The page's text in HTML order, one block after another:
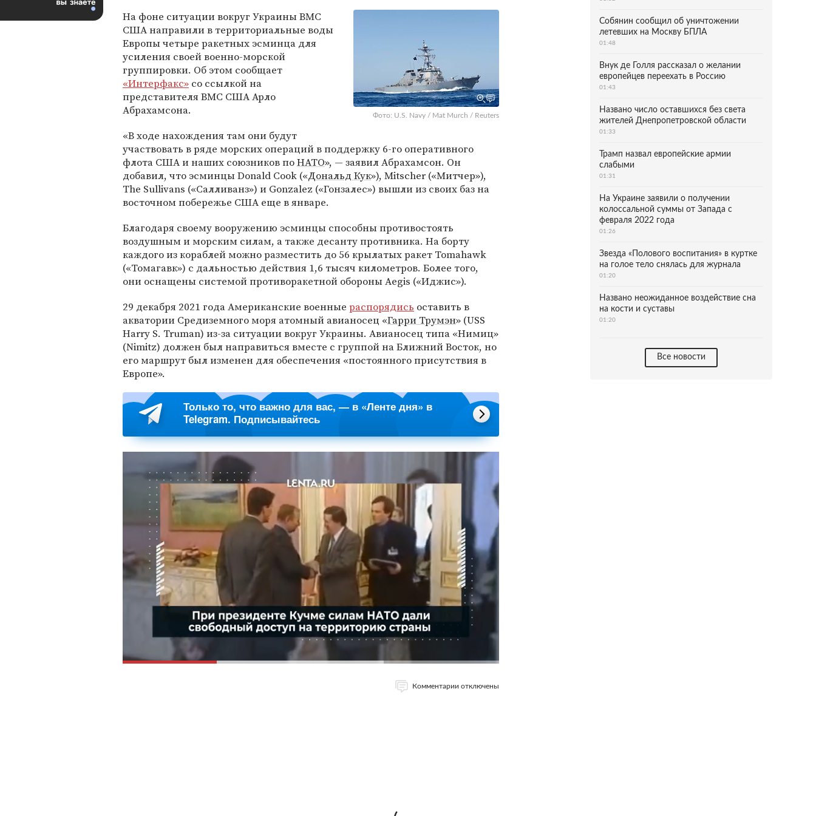
Фото: U.S. Navy / Mat Murch / Reuters
На фоне ситуации вокруг Украины ВМС
США направили в территориальные воды
Европы четыре ракетных эсминца для
усиления своей военно-морской
группировки. Об этом сообщает
«Интерфакс» со ссылкой на
представителя ВМС США Арло
Абрахамсона.
«В ходе нахождения там они будут
участвовать в ряде морских операций в поддержку 6-го оперативного
флота США и наших союзников поНАТО», — заявил Абрахамсон. Он
добавил, что эсминцы Donald Cook («Дональд Кук»), Mitscher («Митчер»),
The Sullivans («Салливанз») и Gonzalez («Гонзалес») вышли из своих баз на
восточном побережье США еще в январе.
Благодаря своему вооружению эсминцы способны противостоять
воздушным и морским силам, а также десанту противника. На борту
каждого из кораблей можно разместить до 56 крылатых ракет Tomahawk
(«Томагавк») с дальностью действия 1,6 тысяч километров. Более того,
они оснащены системой противоракетной обороны Aegis («Иджис»).
29 декабря 2021 года Американские военные распорядись оставить в
акватории Средиземного моря атомный авианосец «Гарри Трумэн» (USS
Harry S. Truman) из-за ситуации вокруг Украины. Авианосец типа «Нимиц»
(Nimitz) должен был направиться вместе с группой на Ближний Восток, но
его маршрут был изменен для обеспечения «постоянного присутствия в
Европе».
Только то, что важно для вас, — в «Ленте дня» в
Telegram. Подписывайтесь
Комментарии отключены
Собянин сообщил об уничтожении
летевших на Москву БПЛА
01:48
Внук де Голля рассказал о желании
европейцев переехать в Россию
01:43
Названо число оставшихся без света
жителей Днепропетровской области
01:33
Трамп назвал европейские армии
слабыми
01:31
На Украине заявили о получении
колоссальной суммы от Запада с
февраля 2022 года
01:26
Звезда «Полового воспитания» в куртке
на голое тело снялась для журнала
01:20
Названо неожиданное воздействие сна
на кости и суставы
01:20
Все новости